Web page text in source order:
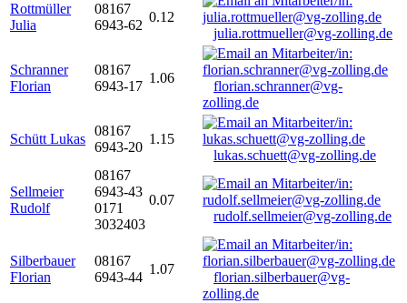
Rottmüller
Julia
08167
6943-62
0.12
julia.rottmueller@vg-zolling.de
Schranner
Florian
08167
6943-17
1.06
florian.schranner@vg-
zolling.de
Schütt Lukas
08167
6943-20
1.15
lukas.schuett@vg-zolling.de
Sellmeier
Rudolf
08167
6943-43
0171
3032403
0.07
rudolf.sellmeier@vg-zolling.de
Silberbauer
Florian
08167
6943-44
1.07
florian.silberbauer@vg-
zolling.de